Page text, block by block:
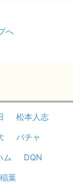
へ
松本人志
バチャ
ム
DQN
稲葉